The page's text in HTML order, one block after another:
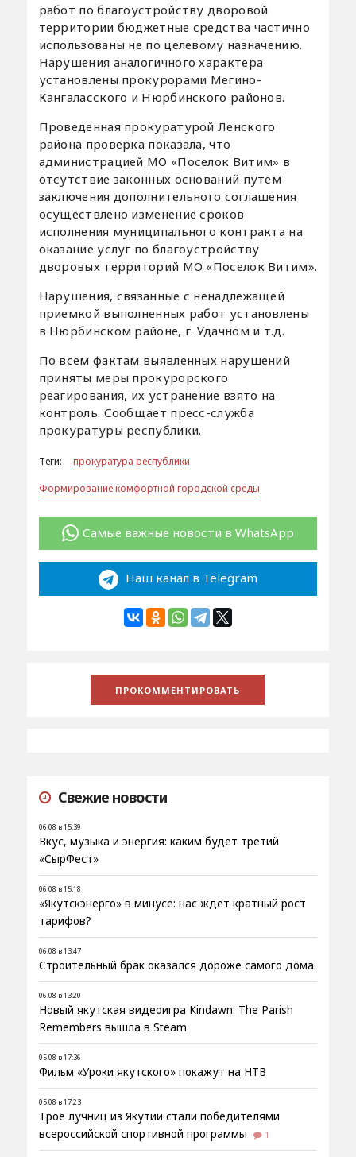
работ по благоустройству дворовой
территории бюджетные средства частично
использованы не по целевому назначению.
Нарушения аналогичного характера
установлены прокурорами Мегино-
Кангаласского и Нюрбинского районов.
Проведенная прокуратурой Ленского
района проверка показала, что
администрацией МО «Поселок Витим» в
отсутствие законных оснований путем
заключения дополнительного соглашения
осуществлено изменение сроков
исполнения муниципального контракта на
оказание услуг по благоустройству
дворовых территорий МО «Поселок Витим».
Нарушения, связанные с ненадлежащей
приемкой выполненных работ установлены
в Нюрбинском районе, г. Удачном и т.д.
По всем фактам выявленных нарушений
приняты меры прокурорского
реагирования, их устранение взято на
контроль. Сообщает пресс-служба
прокуратуры республики.
Теги:
прокуратура республики
Формирование комфортной городской среды
Самые важные новости в WhatsApp
Наш канал в Telegram
Свежие новости
06.08 в 15:39
Вкус, музыка и энергия: каким будет третий
«СырФест»
06.08 в 15:18
«Якутскэнерго» в минусе: нас ждёт кратный рост
тарифов?
06.08 в 13:47
Строительный брак оказался дороже самого дома
06.08 в 13:20
Новый якутская видеоигра Kindawn: The Parish
Remembers вышла в Steam
05.08 в 17:36
Фильм «Уроки якутского» покажут на НТВ
05.08 в 17:23
Трое лучниц из Якутии стали победителями
всероссийской спортивной программы
1